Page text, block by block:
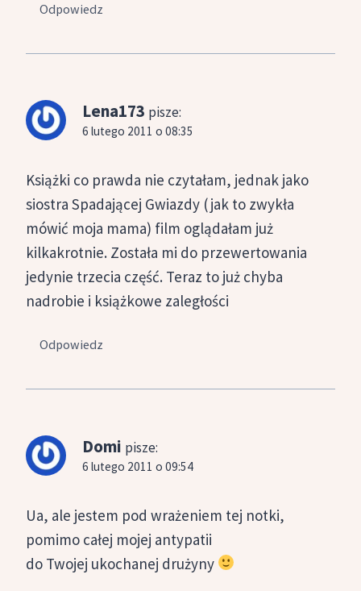
Odpowiedz
Lena173 pisze:
6 lutego 2011 o 08:35
Książki co prawda nie czytałam, jednak jako
siostra Spadającej Gwiazdy (jak to zwykła
mówić moja mama) film oglądałam już
kilkakrotnie. Została mi do przewertowania
jedynie trzecia część. Teraz to już chyba
nadrobie i książkowe zaległości
Odpowiedz
Domi pisze:
6 lutego 2011 o 09:54
Ua, ale jestem pod wrażeniem tej notki,
pomimo całej mojej antypatii
do Twojej ukochanej drużyny